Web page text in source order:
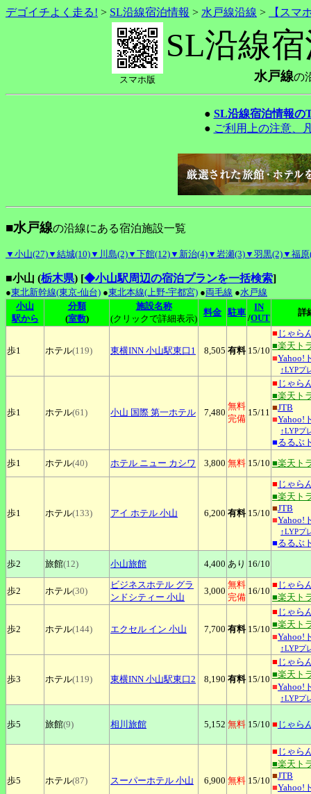
デゴイチよく走る! > SL沿線宿泊情報 > 水戸線沿線 > 【スマ
スマホ版
SL沿線
水戸線の
● SL沿線宿泊情報の
● ご利用上の注意、
■水戸線の沿線にある宿泊施設一覧
▼小山(27)▼結城(10)▼川島(2)▼下館(12)▼新治(4)▼岩瀬(3)▼羽黒(2)▼福原
■小山 (栃木県) [◆小山駅周辺の宿泊プランを一括検索]
●東北新幹線(東京-仙台) ●東北本線(上野-宇都宮) ●両毛線 ●水戸線
小山
駅から
分類
(室数)
施設名称
(クリックで詳細表示)
料金 駐車
IN
/OUT
詳
歩1 ホテル(119) 東横INN 小山駅東口1 8,505 有料 15/10
■ じゃら
■楽天ト
■Yahoo!
↑LYPプ
歩1 ホテル(61) 小山 国際 第一ホテル 7,480
無料
完備
15/11
■ じゃら
■楽天ト
■JTB
■Yahoo!
↑LYPプ
■るるぶ
歩1
ホテル(40) ホテル ニュー カシワ 3,800 無料 15/10 ■楽天ト
歩1 ホテル(133) アイ ホテル 小山 6,200 有料 15/10
■ じゃら
■楽天ト
■JTB
■Yahoo!
↑LYPプ
■るるぶ
歩2
旅館(12) 小山旅館 4,400 あり 16/10
歩2 ホテル(30)
ビジネスホテル グラ
ンドシティー 小山
3,000
無料
完備
16/10
■ じゃら
■楽天ト
歩2 ホテル(144) エクセル イン 小山 7,700 有料 15/10
■ じゃら
■楽天ト
■Yahoo!
↑LYPプ
歩3 ホテル(119) 東横INN 小山駅東口2 8,190 有料 15/10
■ じゃら
■楽天ト
■Yahoo!
↑LYPプ
歩5 旅館(9) 相川旅館 5,152 無料 15/10 ■ じゃら
歩5 ホテル(87) スーパーホテル 小山 6,900 無料 15/10
■ じゃら
■楽天ト
■JTB
■Yahoo!